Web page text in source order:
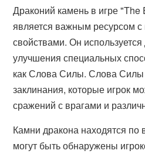
Драконий камень в игре
является важным ресурсом с
свойствами. Он
улучшения специальных
как Слова Силы. Слова
заклинания, которые игрок
сражений с врагами и
Камни дракона находятся по
могут быть обнаружены